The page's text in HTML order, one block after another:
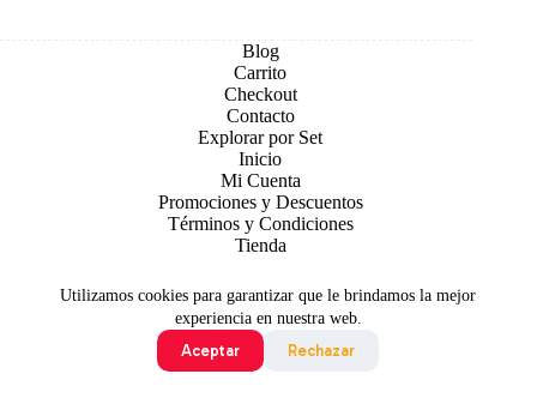
Utilizamos cookies para garantizar que le brindamos la mejor
experiencia en nuestra web.
Aceptar
Rechazar
Blog
Carrito
Checkout
Contacto
Explorar por Set
Inicio
Mi Cuenta
Promociones y Descuentos
Términos y Condiciones
Tienda
Todo contenido original es sujeto de Copyright © 2026 TCG